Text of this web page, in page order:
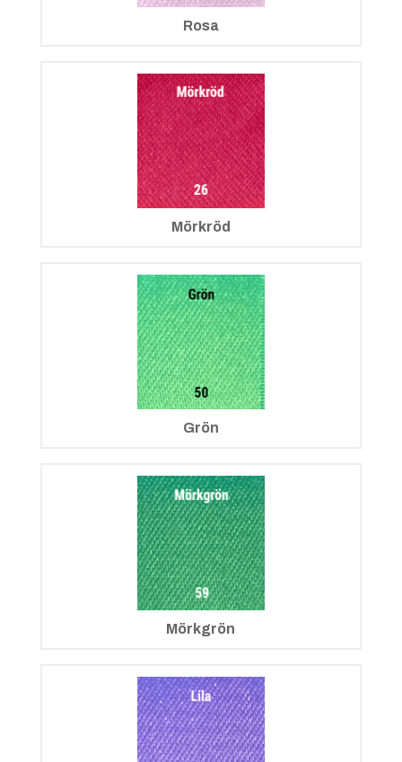
Rosa
Mörkröd
Grön
Mörkgrön